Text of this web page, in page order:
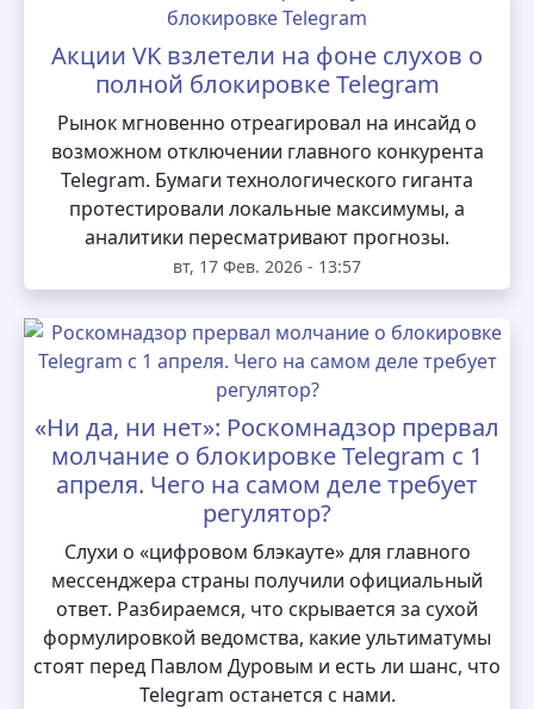
Акции VK взлетели на фоне слухов о
полной блокировке Telegram
Рынок мгновенно отреагировал на инсайд о
возможном отключении главного конкурента
Telegram. Бумаги технологического гиганта
протестировали локальные максимумы, а
аналитики пересматривают прогнозы.
вт, 17 Фев. 2026 - 13:57
«Ни да, ни нет»: Роскомнадзор прервал
молчание о блокировке Telegram с 1
апреля. Чего на самом деле требует
регулятор?
Слухи о «цифровом блэкауте» для главного
мессенджера страны получили официальный
ответ. Разбираемся, что скрывается за сухой
формулировкой ведомства, какие ультиматумы
стоят перед Павлом Дуровым и есть ли шанс, что
Telegram останется с нами.